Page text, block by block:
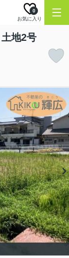
お気に入り
0
地2号